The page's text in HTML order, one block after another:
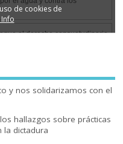
y nos solidarizamos con el
hallazgos sobre prácticas
la dictadura